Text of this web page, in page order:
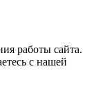
работы сайта.
с нашей